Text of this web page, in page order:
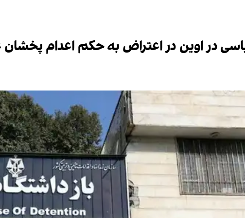
در اوین در اعتراض به حکم اعدام